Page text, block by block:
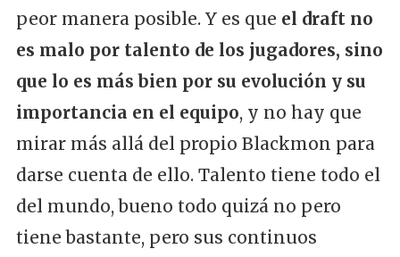
peor manera posible. Y es que el draft no
es malo por talento de los jugadores, sino
que lo es más bien por su evolución y su
importancia en el equipo, y no hay que
mirar más allá del propio Blackmon para
darse cuenta de ello. Talento tiene todo el
del mundo, bueno todo quizá no pero
tiene bastante, pero sus continuos